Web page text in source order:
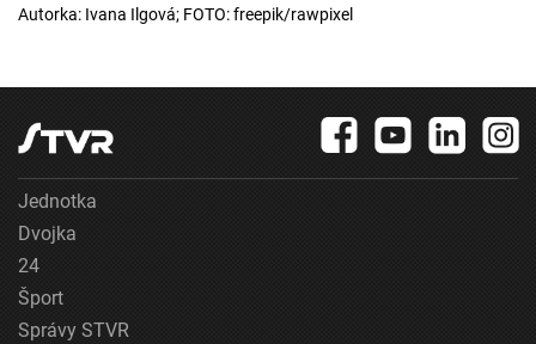
Autorka: Ivana Ilgová; FOTO: freepik/rawpixel
Jednotka
Dvojka
24
Šport
Správy STVR